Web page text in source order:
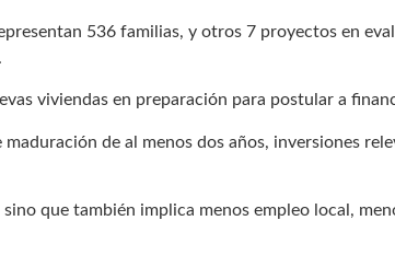
536 familias, y otros 7 proyectos en
viviendas en preparación para postular a
de al menos dos años, inversiones
que también implica menos empleo local,